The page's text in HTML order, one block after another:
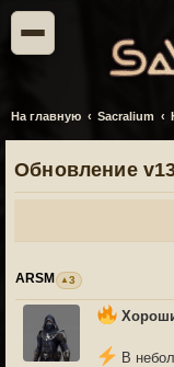
На главную Sacralium
Обновление
ARSM 3
В